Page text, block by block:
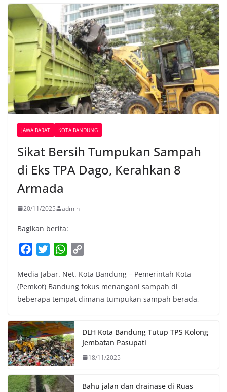
JAWA BARAT KOTA BANDUNG
Sikat Bersih Tumpukan Sampah
di Eks TPA Dago, Kerahkan 8
Armada
20/11/2025 admin
Bagikan berita:
c
e
b
o
k
i
t
t
r
W
a
t
s
p
p
p
y
L
n
k
Media Jabar. Net. Kota Bandung – Pemerintah Kota
(Pemkot) Bandung fokus menangani sampah di
beberapa tempat dimana tumpukan sampah berada,
DLH Kota Bandung Tutup TPS Kolong
Jembatan Pasupati
18/11/2025
Bahu jalan dan drainase di Ruas